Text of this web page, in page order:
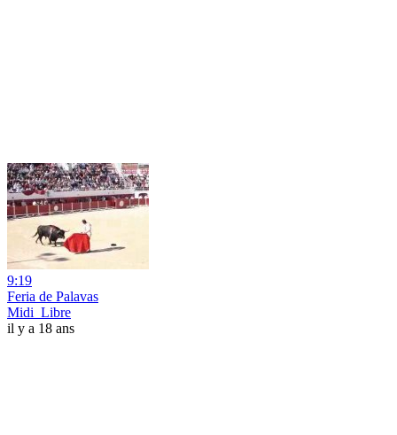
9:19
Feria de Palavas
Midi_Libre
il y a 18 ans